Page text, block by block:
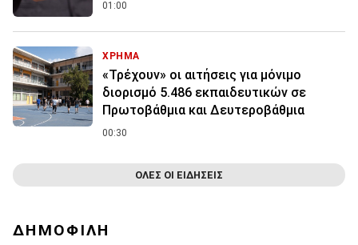
01:00
ΧΡΗΜΑ
«Τρέχουν» οι αιτήσεις για μόνιμο
διορισμό 5.486 εκπαιδευτικών σε
Πρωτοβάθμια και Δευτεροβάθμια
00:30
ΟΛΕΣ ΟΙ ΕΙΔΗΣΕΙΣ
ΔΗΜΟΦΙΛΗ